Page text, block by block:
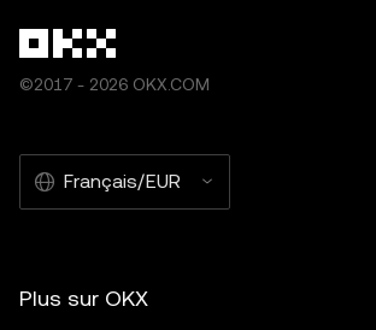
©2017 - 2026 OKX.COM
Français/EUR
Plus sur OKX